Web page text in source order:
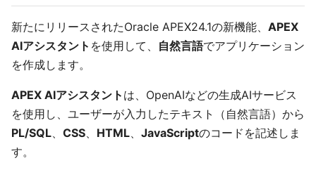
新たにリリースされたOracle APEX24.1の新機能、 APEX
AIアシスタント を使用して、 自然言語でアプリケーション
を作成します。
APEX AIアシスタント は、OpenAIなどの生成AIサービス
を使用し、ユーザーが入力したテキスト（自然言語）から
PL/SQL、 CSS、 HTML、 JavaScriptのコードを記述しま
す。